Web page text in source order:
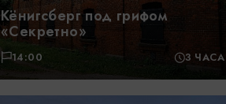
Кёнигсберг под грифом
«Секретно»
14:00 3 ЧАСА